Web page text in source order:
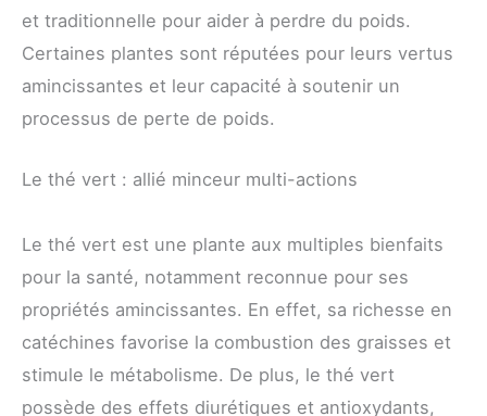
et traditionnelle pour aider à perdre du poids.
Certaines plantes sont réputées pour leurs vertus
amincissantes et leur capacité à soutenir un
processus de perte de poids.
Le thé vert : allié minceur multi-actions
Le thé vert est une plante aux multiples bienfaits
pour la santé, notamment reconnue pour ses
propriétés amincissantes. En effet, sa richesse en
catéchines favorise la combustion des graisses et
stimule le métabolisme. De plus, le thé vert
possède des effets diurétiques et antioxydants,